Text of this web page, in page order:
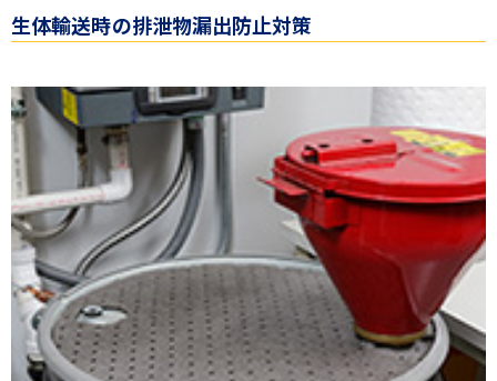
生体輸送時の排泄物漏出防止対策